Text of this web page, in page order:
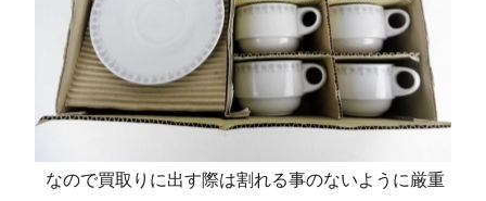
なので買取りに出す際は割れる事のないように厳重